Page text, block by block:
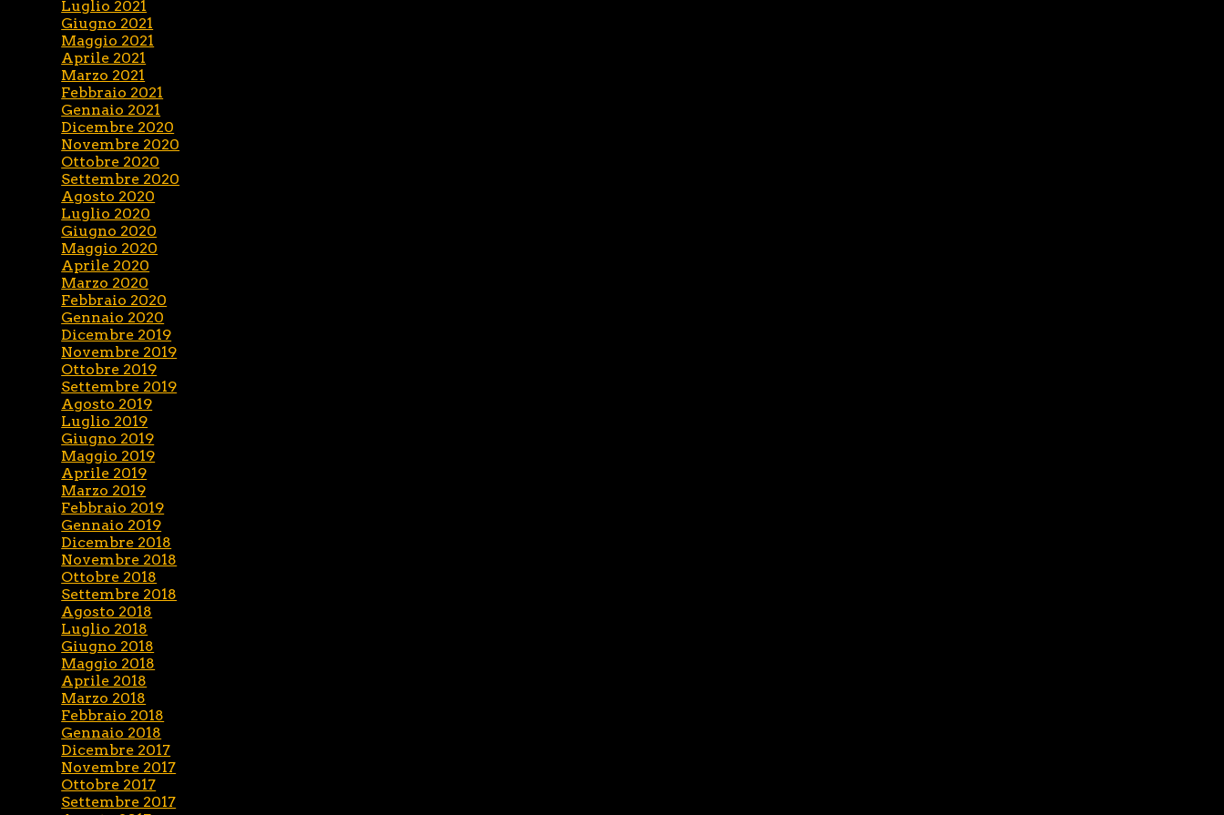
Luglio 2021
Giugno 2021
Maggio 2021
Aprile 2021
Marzo 2021
Febbraio 2021
Gennaio 2021
Dicembre 2020
Novembre 2020
Ottobre 2020
Settembre 2020
Agosto 2020
Luglio 2020
Giugno 2020
Maggio 2020
Aprile 2020
Marzo 2020
Febbraio 2020
Gennaio 2020
Dicembre 2019
Novembre 2019
Ottobre 2019
Settembre 2019
Agosto 2019
Luglio 2019
Giugno 2019
Maggio 2019
Aprile 2019
Marzo 2019
Febbraio 2019
Gennaio 2019
Dicembre 2018
Novembre 2018
Ottobre 2018
Settembre 2018
Agosto 2018
Luglio 2018
Giugno 2018
Maggio 2018
Aprile 2018
Marzo 2018
Febbraio 2018
Gennaio 2018
Dicembre 2017
Novembre 2017
Ottobre 2017
Settembre 2017